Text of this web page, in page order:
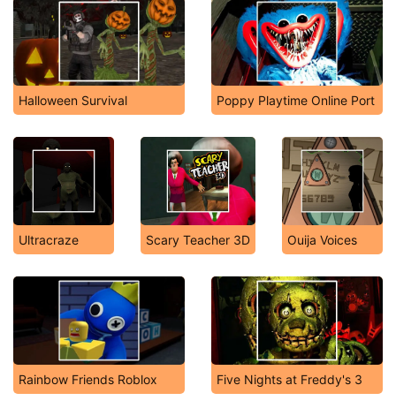
Halloween Survival Poppy Playtime Online Port
Ultracraze Scary Teacher 3D Ouija Voices
Rainbow Friends Roblox Five Nights at Freddy's 3